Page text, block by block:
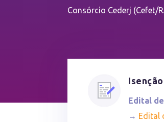
Consórcio Cederj (Cefet/
Edital
→ Edital